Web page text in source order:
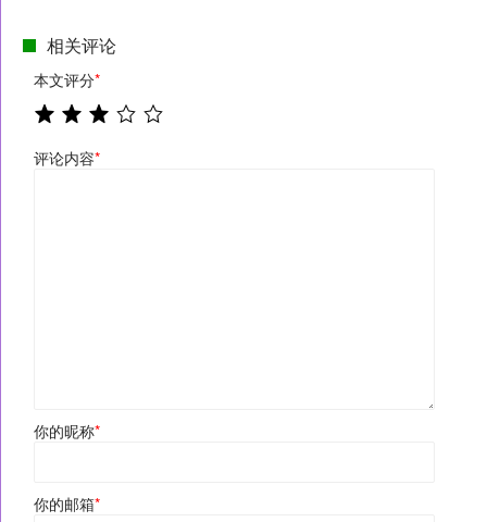
相关评论
本文评分*
评论内容*
你的昵称*
你的邮箱*